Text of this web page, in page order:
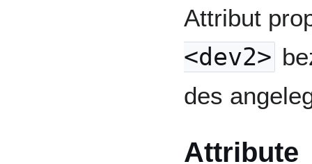
Attribut
<dev2>
des
Attribute